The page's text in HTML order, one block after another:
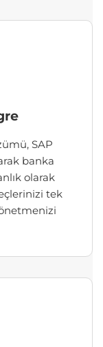
SAP
banka
olarak
tek